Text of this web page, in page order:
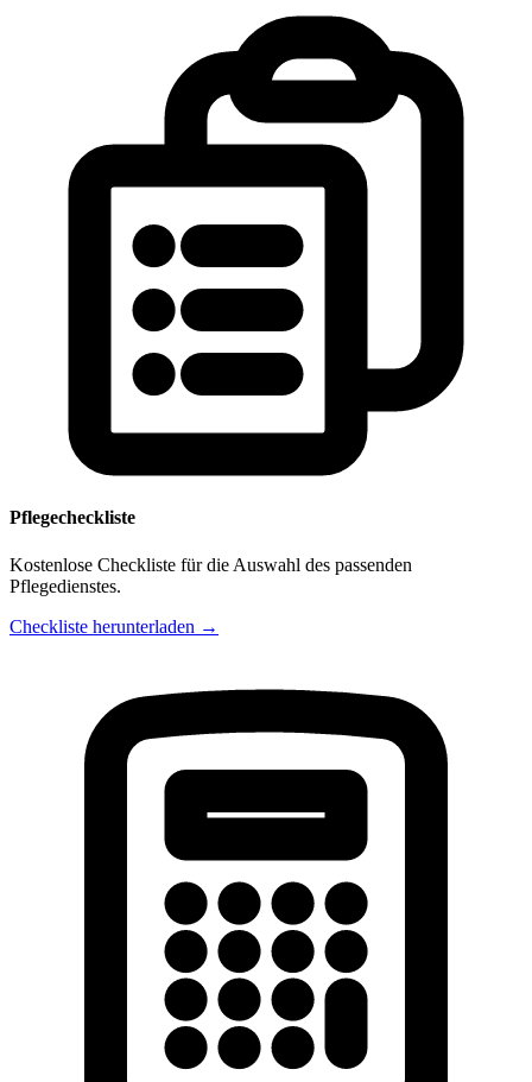
Pflegecheckliste
Kostenlose Checkliste für die Auswahl des passenden
Pflegedienstes.
Checkliste herunterladen →